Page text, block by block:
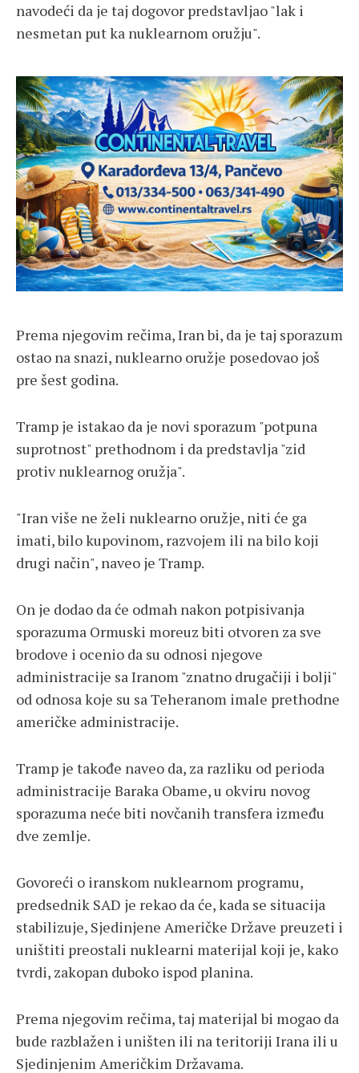
navodeći da je taj dogovor predstavljao "lak i
nesmetan put ka nuklearnom oružju".
Prema njegovim rečima, Iran bi, da je taj sporazum
ostao na snazi, nuklearno oružje posedovao još
pre šest godina.
Tramp je istakao da je novi sporazum "potpuna
suprotnost" prethodnom i da predstavlja "zid
protiv nuklearnog oružja".
"Iran više ne želi nuklearno oružje, niti će ga
imati, bilo kupovinom, razvojem ili na bilo koji
drugi način", naveo je Tramp.
On je dodao da će odmah nakon potpisivanja
sporazuma Ormuski moreuz biti otvoren za sve
brodove i ocenio da su odnosi njegove
administracije sa Iranom "znatno drugačiji i bolji"
od odnosa koje su sa Teheranom imale prethodne
američke administracije.
Tramp je takođe naveo da, za razliku od perioda
administracije Baraka Obame, u okviru novog
sporazuma neće biti novčanih transfera između
dve zemlje.
Govoreći o iranskom nuklearnom programu,
predsednik SAD je rekao da će, kada se situacija
stabilizuje, Sjedinjene Američke Države preuzeti i
uništiti preostali nuklearni materijal koji je, kako
tvrdi, zakopan duboko ispod planina.
Prema njegovim rečima, taj materijal bi mogao da
bude razblažen i uništen ili na teritoriji Irana ili u
Sjedinjenim Američkim Državama.